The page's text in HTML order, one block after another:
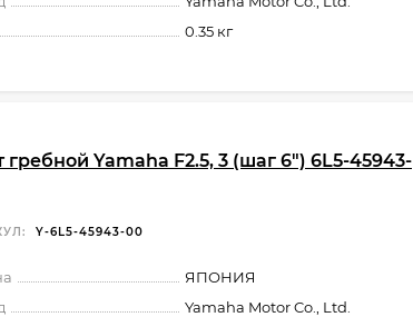
0.35 кг
гребной Yamaha F2.5, 3 (шаг 6") 6L5-45943-
Y-6L5-45943-00
ЯПОНИЯ
Yamaha Motor Co., Ltd.